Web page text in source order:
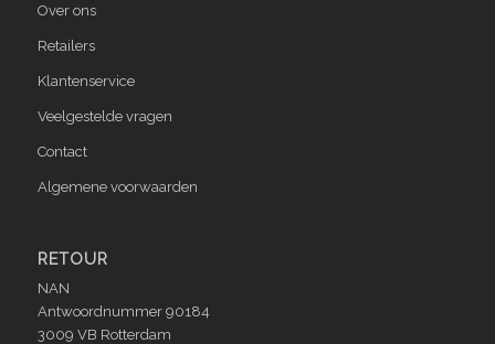
Over ons
Retailers
Klantenservice
Veelgestelde vragen
Contact
Algemene voorwaarden
RETOUR
NAN
Antwoordnummer 90184
3009 VB Rotterdam